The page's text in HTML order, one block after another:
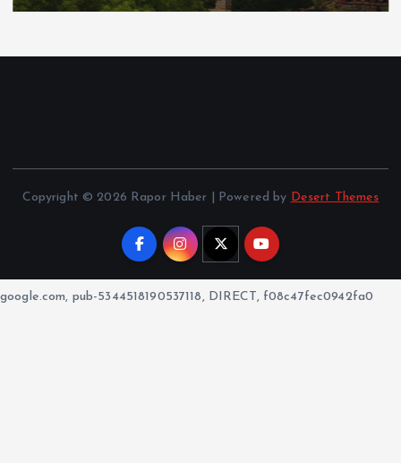
Copyright © 2026 Rapor Haber | Powered by Desert Themes
google.com, pub-5344518190537118, DIRECT, f08c47fec0942fa0